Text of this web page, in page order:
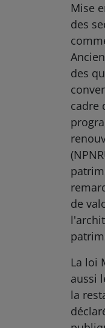
Mise
des
des
cadre
de
La loi
aussi
la